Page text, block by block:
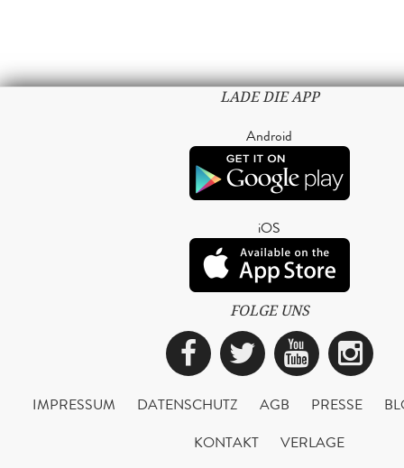
LADE DIE APP
Android
iOS
FOLGE UNS
Facebook
Twitter
IMPRESSUM DATENSCHUTZ AGB PRESSE
KONTAKT
VERLAGE